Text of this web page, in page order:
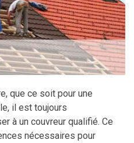
que ce soit pour une
il est toujours
à un couvreur qualifié. Ce
nécessaires pour